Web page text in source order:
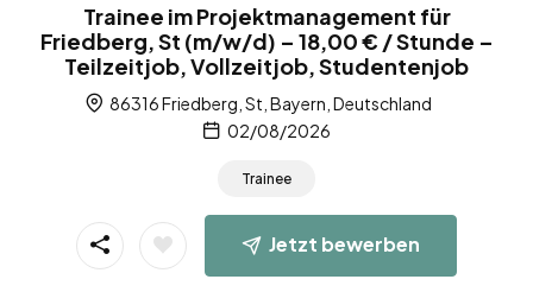
Trainee im Projektmanagement für
Friedberg, St (m/w/d) – 18,00 € / Stunde –
Teilzeitjob, Vollzeitjob, Studentenjob
86316 Friedberg, St, Bayern, Deutschland
02/08/2026
Trainee
Jetzt bewerben